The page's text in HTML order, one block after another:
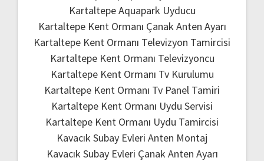
Kartaltepe Aquapark Uyducu
Kartaltepe Kent Ormanı Çanak Anten Ayarı
Kartaltepe Kent Ormanı Televizyon Tamircisi
Kartaltepe Kent Ormanı Televizyoncu
Kartaltepe Kent Ormanı Tv Kurulumu
Kartaltepe Kent Ormanı Tv Panel Tamiri
Kartaltepe Kent Ormanı Uydu Servisi
Kartaltepe Kent Ormanı Uydu Tamircisi
Kavacık Subay Evleri Anten Montaj
Kavacık Subay Evleri Çanak Anten Ayarı